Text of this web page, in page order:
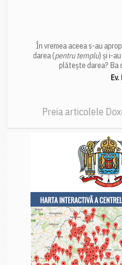
În vremea aceea s-au
darea (pentru templu) și i-
plătește darea? Ba
Preia articolele